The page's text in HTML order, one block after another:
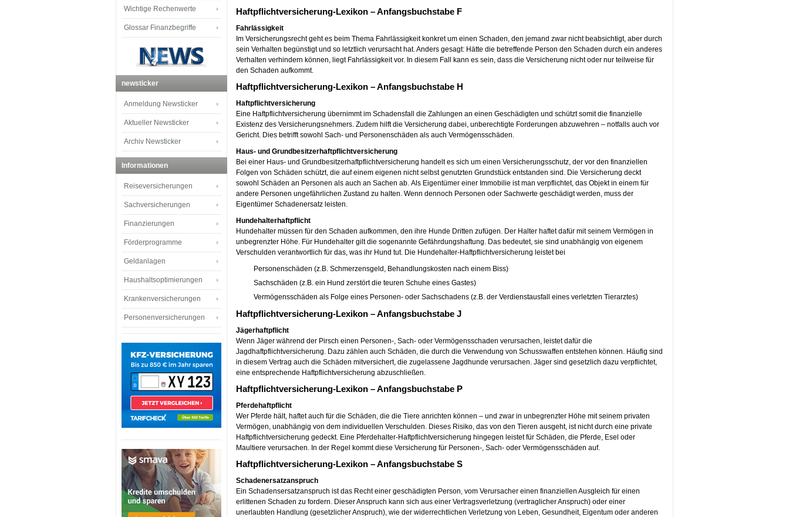
Haftpflichtversicherung-Lexikon – Anfangsbuchstabe F
Fahrlässigkeit
Im Versicherungsrecht geht es beim Thema Fahrlässigkeit konkret um einen Schaden, den jemand zwar nicht beabsichtigt, aber durch
sein Verhalten begünstigt und so letztlich verursacht hat. Anders gesagt: Hätte die betreffende Person den Schaden durch ein anderes
Verhalten verhindern können, liegt Fahrlässigkeit vor. In diesem Fall kann es sein, dass die Versicherung nicht oder nur teilweise für
den Schaden aufkommt.
Haftpflichtversicherung-Lexikon – Anfangsbuchstabe H
Haftpflichtversicherung
Eine Haftpflichtversicherung übernimmt im Schadensfall die Zahlungen an einen Geschädigten und schützt somit die finanzielle
Existenz des Versicherungsnehmers. Zudem hilft die Versicherung dabei, unberechtigte Forderungen abzuwehren – notfalls auch vor
Gericht. Dies betrifft sowohl Sach- und Personenschäden als auch Vermögensschäden.
Haus- und Grundbesitzerhaftpflichtversicherung
Bei einer Haus- und Grundbesitzerhaftpflichtversicherung handelt es sich um einen Versicherungsschutz, der vor den finanziellen
Folgen von Schäden schützt, die auf einem eigenen nicht selbst genutzten Grundstück entstanden sind. Die Versicherung deckt
sowohl Schäden an Personen als auch an Sachen ab. Als Eigentümer einer Immobilie ist man verpflichtet, das Objekt in einem für
andere Personen ungefährlichen Zustand zu halten. Wenn dennoch Personen oder Sachwerte geschädigt werden, muss der
Eigentümer Schadenersatz leisten.
Hundehalterhaftpflicht
Hundehalter müssen für den Schaden aufkommen, den ihre Hunde Dritten zufügen. Der Halter haftet dafür mit seinem Vermögen in
unbegrenzter Höhe. Für Hundehalter gilt die sogenannte Gefährdungshaftung. Das bedeutet, sie sind unabhängig von eigenem
Verschulden verantwortlich für das, was ihr Hund tut. Die Hundehalter-Haftpflichtversicherung leistet bei
Personenschäden (z.B. Schmerzensgeld, Behandlungskosten nach einem Biss)
Sachschäden (z.B. ein Hund zerstört die teuren Schuhe eines Gastes)
Vermögensschäden als Folge eines Personen- oder Sachschadens (z.B. der Verdienstausfall eines verletzten Tierarztes)
Haftpflichtversicherung-Lexikon – Anfangsbuchstabe J
Jägerhaftpflicht
Wenn Jäger während der Pirsch einen Personen-, Sach- oder Vermögensschaden verursachen, leistet dafür die
Jagdhaftpflichtversicherung. Dazu zählen auch Schäden, die durch die Verwendung von Schusswaffen entstehen können. Häufig sind
in diesem Vertrag auch die Schäden mitversichert, die zugelassene Jagdhunde verursachen. Jäger sind gesetzlich dazu verpflichtet,
eine entsprechende Haftpflichtversicherung abzuschließen.
Haftpflichtversicherung-Lexikon – Anfangsbuchstabe P
Pferdehaftpflicht
Wer Pferde hält, haftet auch für die Schäden, die die Tiere anrichten können – und zwar in unbegrenzter Höhe mit seinem privaten
Vermögen, unabhängig von dem individuellen Verschulden. Dieses Risiko, das von den Tieren ausgeht, ist nicht durch eine private
Haftpflichtversicherung gedeckt. Eine Pferdehalter-Haftpflichtversicherung hingegen leistet für Schäden, die Pferde, Esel oder
Maultiere verursachen. In der Regel kommt diese Versicherung für Personen-, Sach- oder Vermögensschäden auf.
Haftpflichtversicherung-Lexikon – Anfangsbuchstabe S
Schadenersatzanspruch
Ein Schadensersatzanspruch ist das Recht einer geschädigten Person, vom Verursacher einen finanziellen Ausgleich für einen
erlittenen Schaden zu fordern. Dieser Anspruch kann sich aus einer Vertragsverletzung (vertraglicher Anspruch) oder einer
unerlaubten Handlung (gesetzlicher Anspruch), wie der widerrechtlichen Verletzung von Leben, Gesundheit, Eigentum oder anderen
Wichtige Rechenwerte
Glossar Finanzbegriffe
newsticker
Anmeldung Newsticker
Aktueller Newsticker
Archiv Newsticker
Informationen
Reiseversicherungen
Sachversicherungen
Finanzierungen
Förderprogramme
Geldanlagen
Haushaltsoptimierungen
Krankenversicherungen
Personenversicherungen